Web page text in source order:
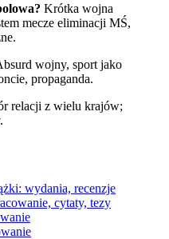
Krótka wojna
mecze eliminacji MŚ,
wojny, sport jako
propaganda.
relacji z wielu krajów;
wydania, recenzje
cytaty, tezy